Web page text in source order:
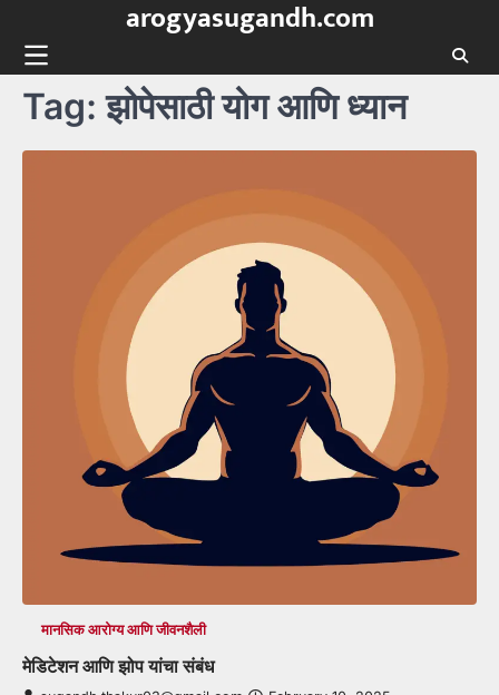
content
arogyasugandh.com
Tag:झोपेसाठी योग आणि ध्यान
मानसिक आरोग्य आणि जीवनशैली
मेडिटेशन आणि झोप यांचा संबंध